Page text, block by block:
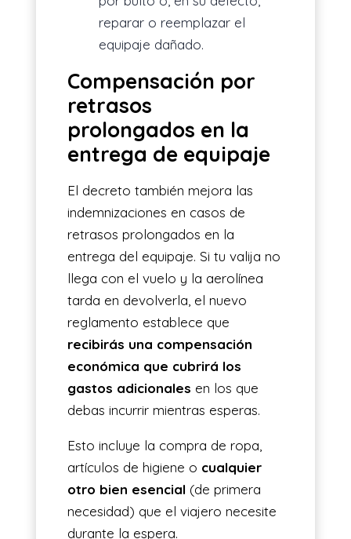
reparar o reemplazar el
equipaje dañado.
Compensación por
retrasos
prolongados en la
entrega de equipaje
El decreto también mejora las
indemnizaciones en casos de
retrasos prolongados en la
entrega del equipaje. Si tu valija no
llega con el vuelo y la aerolínea
tarda en devolverla, el nuevo
reglamento establece que
recibirás una compensación
económica que cubrirá los
gastos adicionales en los que
debas incurrir mientras esperas.
Esto incluye la compra de ropa,
artículos de higiene o cualquier
otro bien esencial (de primera
necesidad) que el viajero necesite
durante la espera.